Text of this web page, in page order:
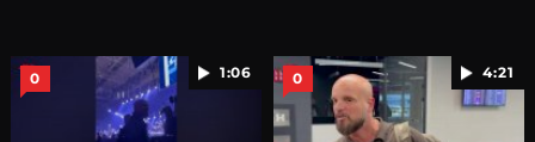
1:06
0 4:21
0